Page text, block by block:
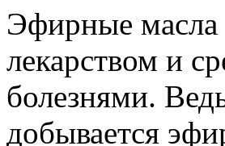
Эфирные масла
лекарством и
болезнями.
добывается